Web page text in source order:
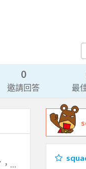
0
邀請回答 最